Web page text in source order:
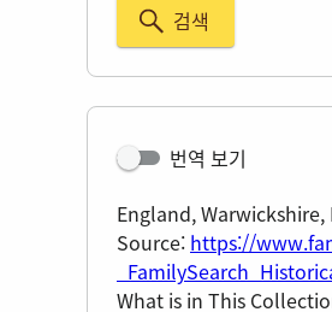
검색
번역 보기
England, Warwickshire,
Source: https://
What is in This